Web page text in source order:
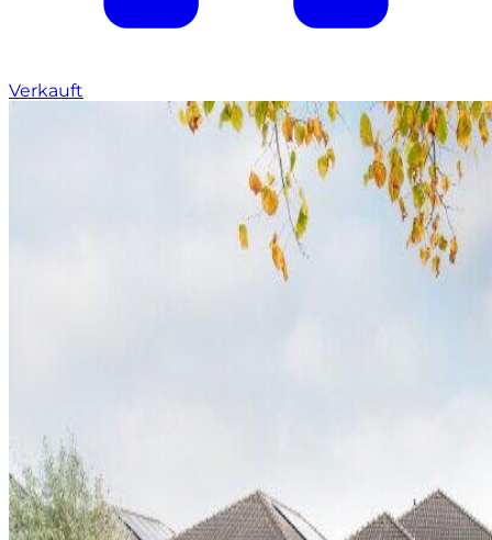
Verkauft